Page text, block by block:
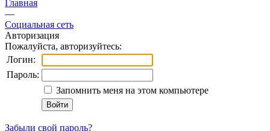
Главная
—
Социальная сеть
Авторизация
Пожалуйста, авторизуйтесь:
Логин:
Пароль:
Запомнить меня на этом компьютере
Забыли свой пароль?